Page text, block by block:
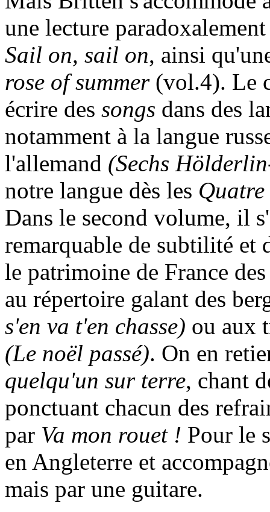
une lecture
Sail on, sail on, ainsi
rose of summer (vol.4). Le
écrire des songs dans des
notamment à la langue
l'allemand (Sechs
notre langue dès les
Dans le second volume, il
remarquable de subtilité et
le patrimoine de France
au répertoire galant des
s'en va t'en chasse) ou aux
(Le noël passé). On en
quelqu'un sur terre, chant
ponctuant chacun des
par Va mon rouet ! Pour le
en Angleterre et
mais par une guitare.